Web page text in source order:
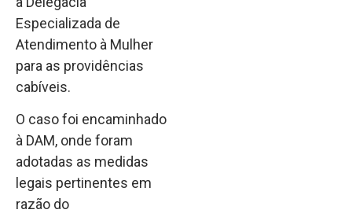
Especializada de
Atendimento à Mulher
para as providências
cabíveis.
O caso foi encaminhado
à DAM, onde foram
adotadas as medidas
legais pertinentes em
razão do